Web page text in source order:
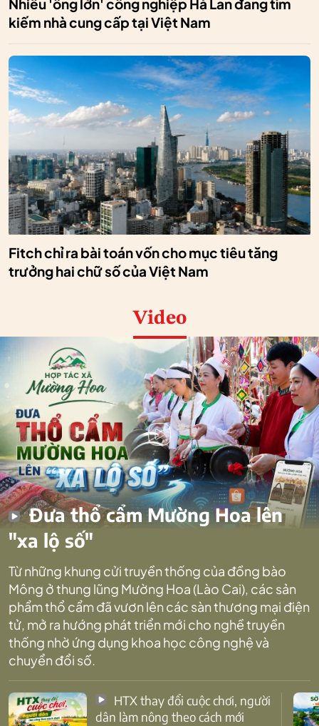
Nhiều 'ông lớn' công nghiệp Hà Lan đang tìm
kiếm nhà cung cấp tại Việt Nam
Fitch chỉ ra bài toán vốn cho mục tiêu tăng
trưởng hai chữ số của Việt Nam
Video
Đưa thổ cẩm Mường Hoa lên
"xa lộ số"
Từ những khung cửi truyền thống của đồng bào
Mông ở thung lũng Mường Hoa (Lào Cai), các sản
phẩm thổ cẩm đã vươn lên các sàn thương mại điện
tử, mở ra hướng phát triển mới cho nghề truyền
thống nhờ ứng dụng khoa học công nghệ và
chuyển đổi số.
dân làm nông theo cách mới